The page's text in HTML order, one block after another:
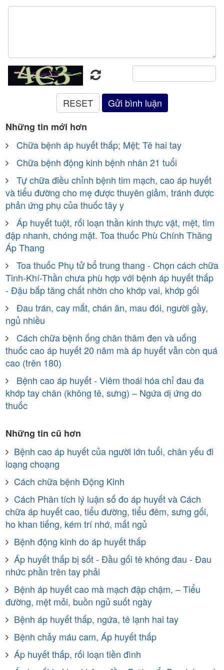
Những tin mới hơn
Chữa bệnh áp huyết thấp; Mệt; Tê hai tay
Chữa bệnh động kinh bệnh nhân 21 tuổi
Tự chữa điều chỉnh bệnh tim mạch, cao áp huyết
và tiểu đường cho mẹ được thuyên giảm, tránh được
phản ứng phụ của thuốc tây y
Áp huyết tuột, rối loạn thần kinh thực vật, mệt, tim
đập nhanh, chóng mặt. Toa thuốc Phù Chính Thăng
Áp Thang
Toa thuốc Phụ tử bổ trung thang - Chọn cách chữa
Tinh-Khí-Thần chưa phù hợp với bệnh áp huyết thấp
- Đậu bắp tăng chất nhờn cho khớp vai, khớp gối
Đau trán, cay mắt, chán ăn, mau đói, người gầy,
ngủ nhiều
Cách chữa bệnh ống chân thâm đen và uống
thuốc cao áp huyết 20 năm mà áp huyết vẫn còn quá
cao (trên 180)
Bệnh cao áp huyết - Viêm thoái hóa chỉ đau đa
khớp tay chân (không tê, sưng) – Ngứa dị ứng do
thuốc
Những tin cũ hơn
Bệnh cao áp huyết của người lớn tuổi, chân yếu đi
loạng choạng
Cách chữa bệnh Động Kinh
Cách Phân tích lý luận số đo áp huyết và Cách
chữa áp huyết cao, tiểu đường, tiểu đêm, sưng gối,
ho khan tiếng, kém trí nhớ, mất ngủ
Bệnh động kinh do áp huyết thấp
Áp huyết thấp bị sốt - Đầu gối tê không đau - Đau
nhức phần trên tay phải
Bệnh áp huyết cao mà mạch đập chậm, – Tiểu
đường, mệt mỏi, buồn ngủ suốt ngày
Bệnh áp huyết thấp, ngứa, tê lạnh hai tay
Bệnh chảy máu cam, Áp huyết thấp
Áp huyết thấp, rối loạn tiền đình